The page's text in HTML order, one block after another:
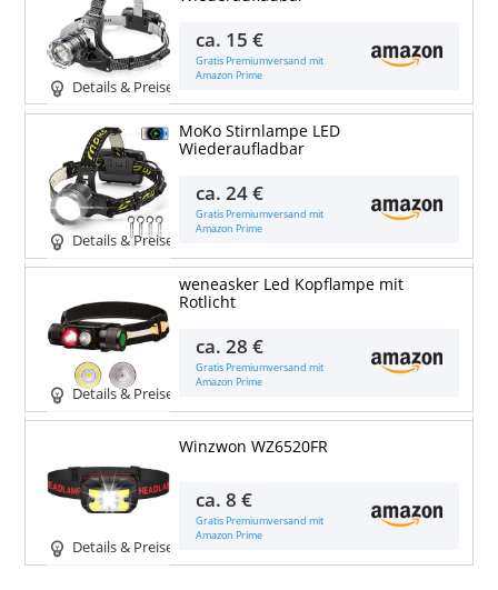
Details & Preise
ca. 15 €
Gratis Premiumversand mit
Amazon Prime
Details & Preise
MoKo Stirnlampe LED
Wiederaufladbar
ca.24 €
Gratis Premiumversand mit
Amazon Prime
Details & Preise
weneasker Led Kopflampe mit
Rotlicht
ca.28 €
Gratis Premiumversand mit
Amazon Prime
Details & Preise
Winzwon WZ6520FR
ca.8 €
Gratis Premiumversand mit
Amazon Prime